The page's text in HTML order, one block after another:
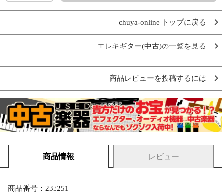
chuya-online トップに戻る
エレキギター(中古)の一覧を見る
商品レビューを投稿するには
商品情報 レビュー
商品番号：233251